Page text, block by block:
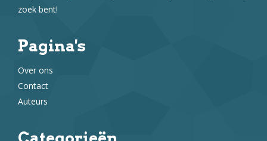
zoek bent!
Pagina's
Over ons
Contact
Auteurs